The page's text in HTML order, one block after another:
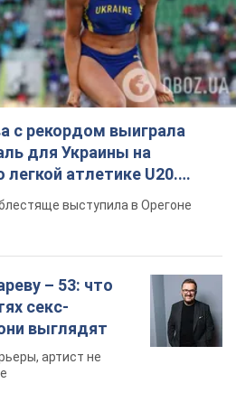
с рекордом выиграла
для Украины на
атлетике U20.
выступила в Орегоне
– 53: что
секс-
выглядят
артист не